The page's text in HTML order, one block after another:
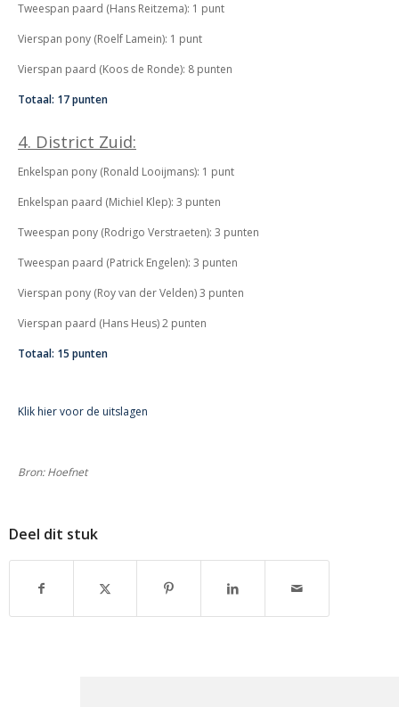
Tweespan paard (Hans Reitzema): 1 punt
Vierspan pony (Roelf Lamein): 1 punt
Vierspan paard (Koos de Ronde): 8 punten
Totaal: 17 punten
4. District Zuid:
Enkelspan pony (Ronald Looijmans): 1 punt
Enkelspan paard (Michiel Klep): 3 punten
Tweespan pony (Rodrigo Verstraeten): 3 punten
Tweespan paard (Patrick Engelen): 3 punten
Vierspan pony (Roy van der Velden) 3 punten
Vierspan paard (Hans Heus) 2 punten
Totaal: 15 punten
Klik hier voor de uitslagen
Bron: Hoefnet
Deel dit stuk